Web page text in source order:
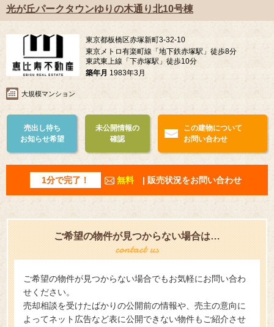
光が丘パークタウンゆりの木通り北10号棟
東京都板橋区赤塚新町3-32-10
東京メトロ有楽町線「地下鉄赤塚駅」徒歩8分
東武東上線「下赤塚駅」徒歩10分
築年月 1983年3月
大規模マンション
売出し待ち
お知らせ希望
未公開情報の
確認
この建物について
お問い合わせ
1分で完了！ 無料 | 販売状況をお問い合わせ
ご希望の物件が見つからない場合は…
ご希望の物件が見つからない場合でもお気軽にお問い合わ
せください。
売却相談を受けたばかりの公開前の情報や、売主の意向に
よってネット広告など表に公開できない物件もご紹介させ